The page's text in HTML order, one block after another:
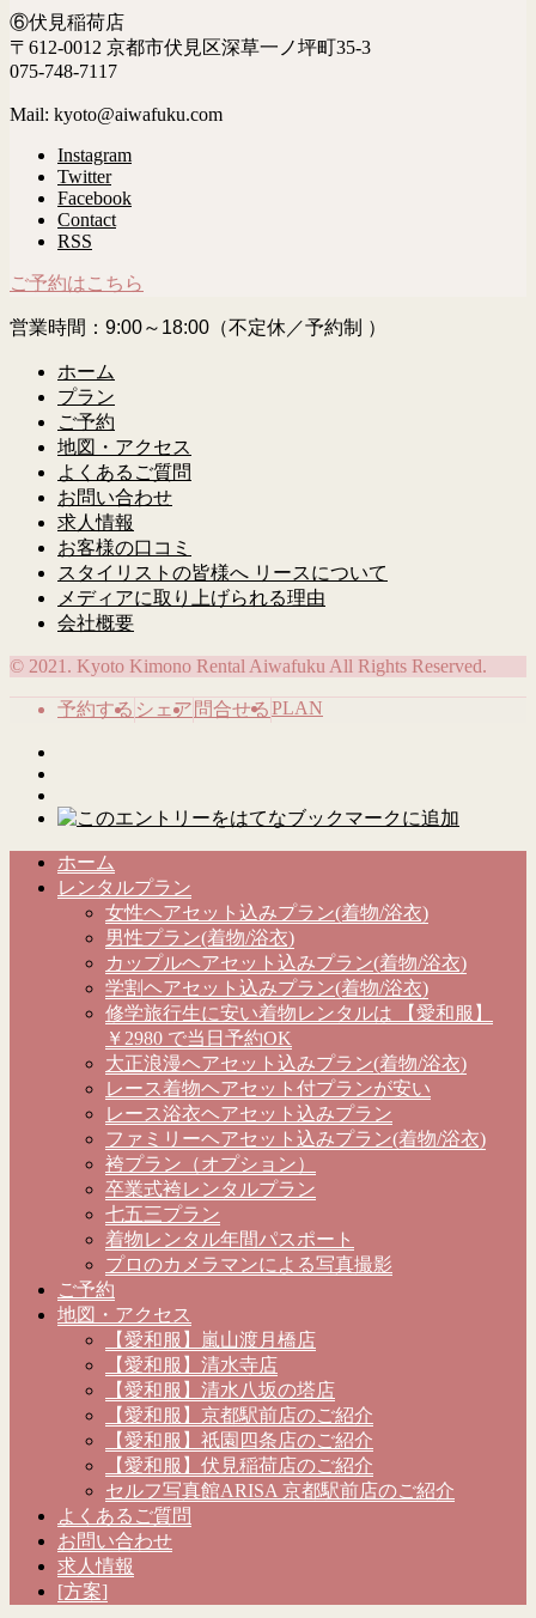
⑥伏見稲荷店
〒612-0012 京都市伏見区深草一ノ坪町35-3
075-748-7117
Mail: kyoto@aiwafuku.com
Instagram
Twitter
Facebook
Contact
RSS
ご予約はこちら
営業時間：9:00～18:00（不定休／予約制 ）
ホーム
プラン
ご予約
地図・アクセス
よくあるご質問
お問い合わせ
求人情報
お客様の口コミ
スタイリストの皆様へ リースについて
メディアに取り上げられる理由
会社概要
© 2021. Kyoto Kimono Rental Aiwafuku All Rights Reserved.
予約する シェア 問合せるPLAN
ホーム
レンタルプラン
女性ヘアセット込みプラン(着物/浴衣)
男性プラン(着物/浴衣)
カップルヘアセット込みプラン(着物/浴衣)
学割ヘアセット込みプラン(着物/浴衣)
修学旅行生に安い着物レンタルは 【愛和服】
￥2980 で当日予約OK
大正浪漫ヘアセット込みプラン(着物/浴衣)
レース着物ヘアセット付プランが安い
レース浴衣ヘアセット込みプラン
ファミリーヘアセット込みプラン(着物/浴衣)
袴プラン（オプション）
卒業式袴レンタルプラン
七五三プラン
着物レンタル年間パスポート
プロのカメラマンによる写真撮影
ご予約
地図・アクセス
【愛和服】嵐山渡月橋店
【愛和服】清水寺店
【愛和服】清水八坂の塔店
【愛和服】京都駅前店のご紹介
【愛和服】祇園四条店のご紹介
【愛和服】伏見稲荷店のご紹介
セルフ写真館ARISA 京都駅前店のご紹介
よくあるご質問
お問い合わせ
求人情報
[方案]